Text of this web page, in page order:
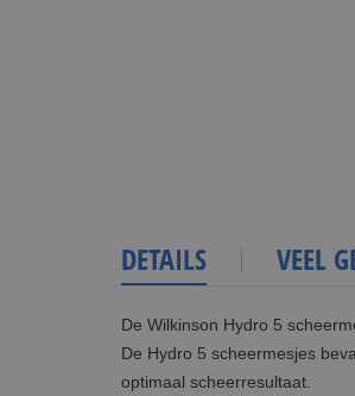
DETAILS
De Wilkinson Hydro 5
De Hydro 5 scheermesjes
optimaal scheerresultaat.
VEEL